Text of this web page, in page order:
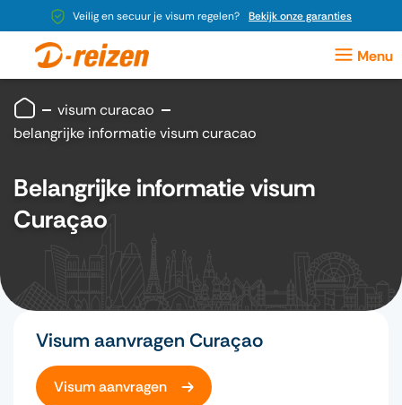
Veilig en secuur je visum regelen? Bekijk onze garanties
visum curacao
belangrijke informatie visum curacao
Belangrijke informatie visum
Curaçao
Visum aanvragen Curaçao
Visum aanvragen